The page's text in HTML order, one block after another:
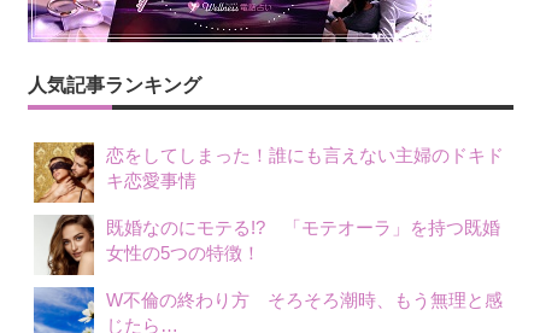
人気記事ランキング
恋をしてしまった！誰にも言えない主婦のドキド
キ恋愛事情
既婚なのにモテる!? 「モテオーラ」を持つ既婚
女性の5つの特徴！
W不倫の終わり方 そろそろ潮時、もう無理と感
じたら…